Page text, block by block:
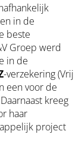
in de
beste
Groep werd
in de
-verzekering (Vrij
een voor de
kreeg
haar
project